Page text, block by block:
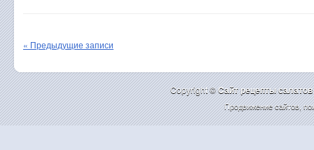
« Предыдущие записи
Copyright ©Cайт рецепты салатов
Продвижение сайтов,